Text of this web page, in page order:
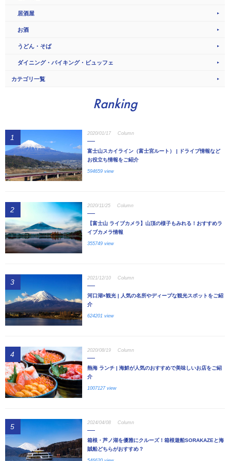
居酒屋
お酒
うどん・そば
ダイニング・バイキング・ビュッフェ
カテゴリ一覧
Ranking
1 2020/01/17 Column
富士山スカイライン（富士宮ルート） | ドライブ情報など
お役立ち情報をご紹介
594659 view
2 2020/11/25 Column
【富士山 ライブカメラ】山頂の様子もみれる！おすすめラ
イブカメラ情報
355749 view
3 2021/12/10 Column
河口湖×観光 | 人気の名所やディープな観光スポットをご紹
介
624201 view
4 2020/08/19 Column
熱海 ランチ | 海鮮が人気のおすすめで美味しいお店をご紹
介
1007127 view
5 2024/04/08 Column
箱根・芦ノ湖を優雅にクルーズ！箱根遊船SORAKAZEと海
賊船どちらがおすすめ？